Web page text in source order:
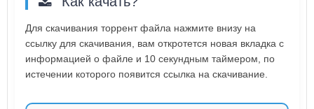
Для скачивания торрент файла нажмите внизу на
ссылку для скачивания, вам откротется новая вкладка с
информацией о файле и 10 секундным таймером, по
истечении которого появится ссылка на скачивание.